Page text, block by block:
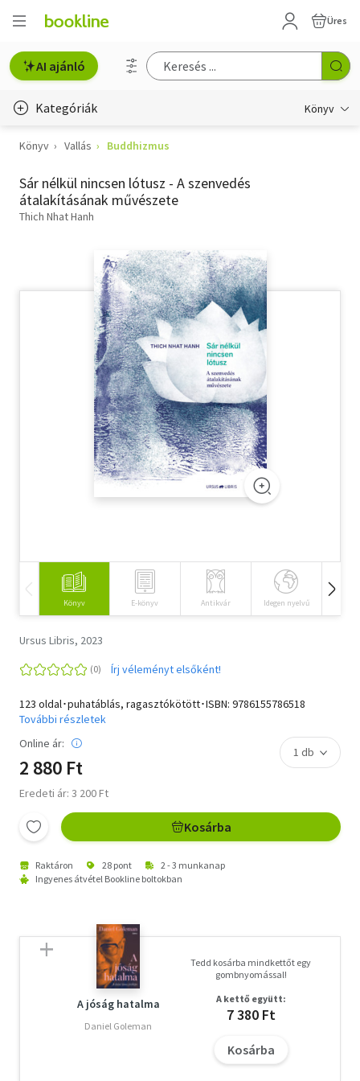
Üres
AI ajánló
Kategóriák Könyv
Életmód, egészség
Erotika
Gyermek- és ifjúsági
Szótár, nyelvkönyv
Tankönyv, segédkönyv
Társadalomtudomány
Vallás
Könyv Vallás Buddhizmus
Sár nélkül nincsen lótusz - A szenvedés
átalakításának művészete
Thich Nhat Hanh
Könyv E-könyv Antikvár Idegen nyelvű
Ursus Libris, 2023
Írj véleményt elsőként!
123 oldal･puhatáblás, ragasztókötött･ISBN: 9786155786518
További részletek
Online ár:
2 880 Ft
Eredeti ár: 3 200 Ft
Kosárba
Raktáron 28 pont
2 - 3 munkanap
Ingyenes átvétel Bookline boltokban
A jóság hatalma
Daniel Goleman
Tedd kosárba mindkettőt egy
gombnyomással!
A kettő együtt:
7 380 Ft
Kosárba